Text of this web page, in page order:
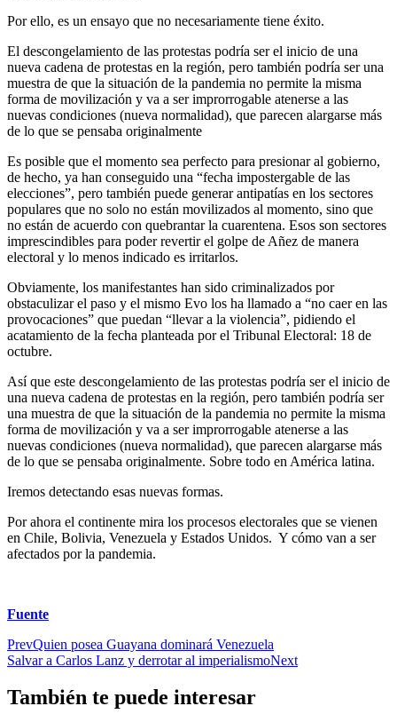
Por ello, es un ensayo que no necesariamente tiene éxito.
El descongelamiento de las protestas podría ser el inicio de una
nueva cadena de protestas en la región, pero también podría ser una
muestra de que la situación de la pandemia no permite la misma
forma de movilización y va a ser improrrogable atenerse a las
nuevas condiciones (nueva normalidad), que parecen alargarse más
de lo que se pensaba originalmente
Es posible que el momento sea perfecto para presionar al gobierno,
de hecho, ya han conseguido una “fecha impostergable de las
elecciones”, pero también puede generar antipatías en los sectores
populares que no solo no están movilizados al momento, sino que
no están de acuerdo con quebrantar la cuarentena. Esos son sectores
imprescindibles para poder revertir el golpe de Añez de manera
electoral y lo menos indicado es irritarlos.
Obviamente, los manifestantes han sido criminalizados por
obstaculizar el paso y el mismo Evo los ha llamado a “no caer en las
provocaciones” que puedan “llevar a la violencia”, pidiendo el
acatamiento de la fecha planteada por el Tribunal Electoral: 18 de
octubre.
Así que este descongelamiento de las protestas podría ser el inicio de
una nueva cadena de protestas en la región, pero también podría ser
una muestra de que la situación de la pandemia no permite la misma
forma de movilización y va a ser improrrogable atenerse a las
nuevas condiciones (nueva normalidad), que parecen alargarse más
de lo que se pensaba originalmente. Sobre todo en América latina.
Iremos detectando esas nuevas formas.
Por ahora el continente mira los procesos electorales que se vienen
en Chile, Bolivia, Venezuela y Estados Unidos. Y cómo van a ser
afectados por la pandemia.
Fuente
PrevQuien posea Guayana dominará Venezuela
Salvar a Carlos Lanz y derrotar al imperialismoNext
También te puede interesar